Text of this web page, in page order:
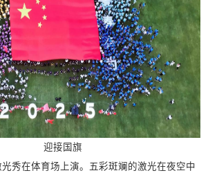
迎接国旗
秀在体育场上演。五彩斑斓的激光在夜空中